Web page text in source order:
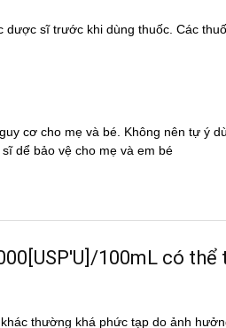
dược sĩ trước khi dùng thuốc. Các
cơ cho mẹ và bé. Không nên tự ý
dể bảo vệ cho mẹ và em bé
100mL có
thường khá phức tạp do ảnh